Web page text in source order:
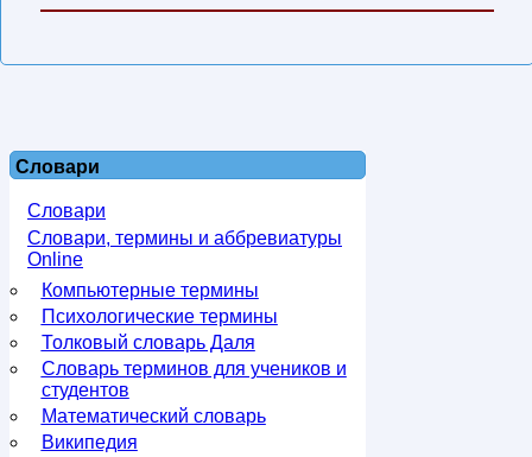
Словари
Словари
Словари, термины и аббревиатуры
Online
Компьютерные термины
Психологические термины
Толковый словарь Даля
Словарь терминов для учеников и
студентов
Математический словарь
Википедия